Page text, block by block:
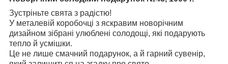
Зустріньте свята з радістю!
У металевій коробочці з яскравим новорічним
дизайном зібрані улюблені солодощі, які подарують
тепло й усмішки.
Це не лише смачний подарунок, а й гарний сувенір,